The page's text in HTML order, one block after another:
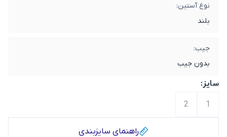
نوع آستین:
بلند
جیب:
بدون جیب
سایز:
1
2
راهنمای سایز‌بندی